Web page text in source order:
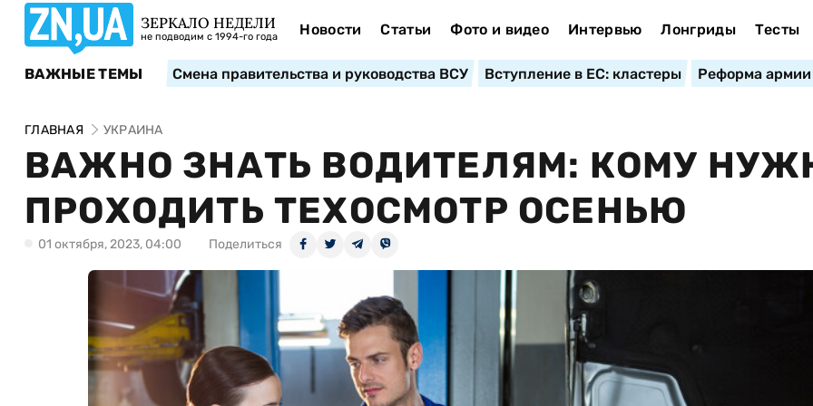
ЗЕРКАЛО НЕДЕЛИ
не подводим с 1994-го года Новости Статьи Фото и видео Интервью Лонгриды Тесты
ВАЖНЫЕ ТЕМЫ Смена правительства и руководства ВСУ Вступление в ЕС: кластеры Реформа армии
ГЛАВНАЯ УКРАИНА
ВАЖНО ЗНАТЬ ВОДИТЕЛЯМ: КОМУ
ПРОХОДИТЬ ТЕХОСМОТР ОСЕНЬЮ
01 октября, 2023, 04:00 Поделиться